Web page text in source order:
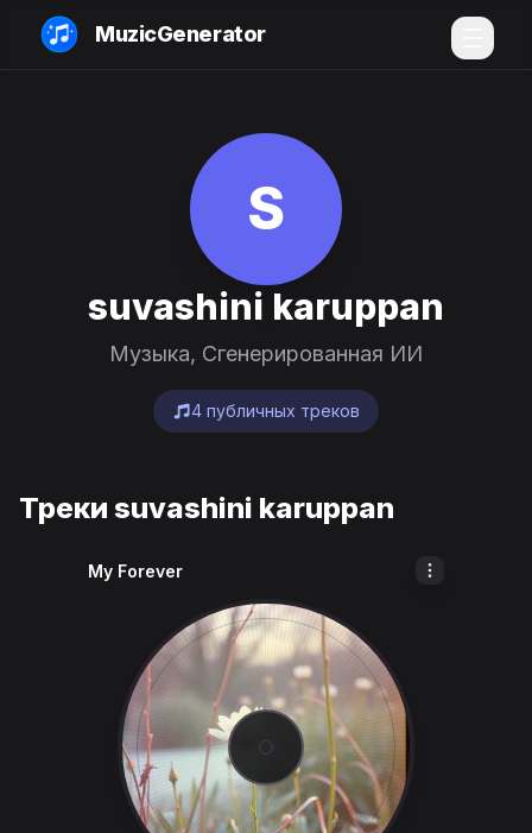
MuzicGenerator
S
suvashini karuppan
Музыка, Сгенерированная ИИ
4 публичных треков
Треки suvashini karuppan
My Forever